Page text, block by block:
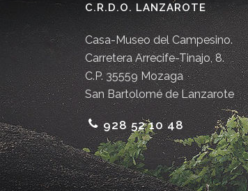
C.R.D.O. LANZAROTE
Casa-Museo del Campesino.
Carretera Arrecife-Tinajo, 8.
C.P. 35559 Mozaga
San Bartolomé de Lanzarote
928 52 10 48